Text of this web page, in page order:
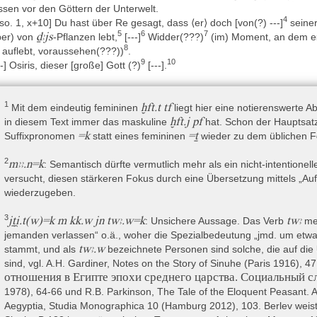
ist die Rückseite des Papyrus mit einem Abwehrzauber
und auch nicht von ihm überdeckt wird. Kraemer –
Textes auch derjenige gewesen sein könnte, der ihn
widerspricht dem theoretischen Anspruch magischer
niedergeschrieben zu werden, und steht im Gegensatz
Ramesseumspapyri (wie bspw. pRamesseum VII), wo der
und warum der Papyrus nach Theben gelangte, ist unsicher, vgl.
Ebenfalls unsicher ist, wo die Rückseite mit dem magischen
noch in Nubien. Meyrat 2019, 39–41, der davon ausgeht,
zur Anwendung kam. Die Aufzählung verschiedener Körperteile
dass der Spruch Teil eines Rituals war, in dessen
dem anderen abgetrennt wurde.
Text dagegen weiter offen. Auf jeden Fall dürften
wichtiger gewesen zu sein als die Semna-
2004, 78). Dafür sprechen nicht zuletzt die
von rechts nach links eingerollt worden war (vom Recto
Textes am Anfang der Rolle stand (Kraemer – Liszka 2016, 10).
in Theben wurde der Papyrus schließlich zum Bestandteil
am Ende zusammen mit einem Bündel von 118 Schilfrohren
vor den Göttern der Unterwelt.
1, x+10] Du hast über Re gesagt, dass ⟨er⟩ doch [von(?) ---]4seiner
von ḏꜣjs-Pflanzen lebt, 5[---]6Widder(???)7 (im) Moment, an dem
auflebt, voraussehen(???))8.
] Osiris, dieser [große] Gott (?)9[---]. 10
1 Mit dem eindeutig femininen ḫft.t tfliegt hier eine notierenswerte
in diesem Text immer das maskuline ḫft.j pfhat. Schon der
Suffixpronomen =kstatt eines femininen =ṯwieder zu dem üblichen
2mꜣꜣ.n=k: Semantisch dürfte vermutlich mehr als ein nicht-
versucht, diesen stärkeren Fokus durch eine Übersetzung mittels
wiederzugeben.
3jṯi̯.t(w)=k m kk.w jn twꜣ.w=k: Unsichere Aussage. Das Verb twꜣ
jemanden verlassen“ o.ä., woher die Spezialbedeutung „jmd. um
stammt, und als twꜣ.wbezeichnete Personen sind solche, die auf
sind, vgl. A.H. Gardiner, Notes on the Story of Sinuhe (Paris 1916),
отношения в Египте эпохи среднего царства. Социальный
1978), 64-66 und R.B. Parkinson, The Tale of the Eloquent Peasant.
Aegyptia, Studia Monographica 10 (Hamburg 2012), 103. Berlev